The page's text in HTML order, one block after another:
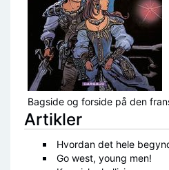
Bagside og forside på den
Artikler
Hvordan det hele
Go west, young men!